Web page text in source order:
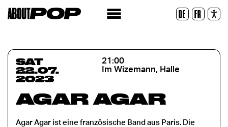
DE FR
SAT
22.07.
2023
21:00
Im Wizemann, Halle
AGAR AGAR
Agar Agar ist eine französische Band aus Paris. Die